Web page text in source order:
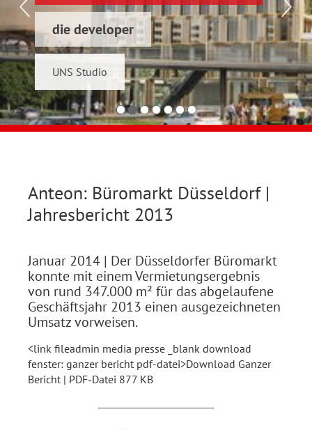
die developer
UNS Studio
Schwelmer7 GmbH
Konrad & Wennemar
Anteon: Büromarkt Düsseldorf |
Jahresbericht 2013
Januar 2014 | Der Düsseldorfer Büromarkt
konnte mit einem Vermietungsergebnis
von rund 347.000 m² für das abgelaufene
Geschäftsjahr 2013 einen ausgezeichneten
Umsatz vorweisen.
<link fileadmin media presse _blank download
fenster: ganzer bericht pdf-datei>Download Ganzer
Bericht | PDF-Datei 877 KB